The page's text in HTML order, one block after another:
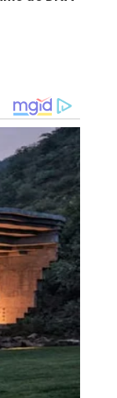
colocar um
esconder
isso foi
, umbest
devido
o ex-